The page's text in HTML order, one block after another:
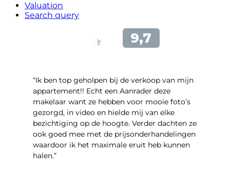
Valuation
Search query
“Ik ben top geholpen bij de verkoop van mijn
appartement!! Echt een Aanrader deze
makelaar want ze hebben voor mooie foto’s
gezorgd, in video en hielde mij van elke
bezichtiging op de hoogte. Verder dachten ze
ook goed mee met de prijsonderhandelingen
waardoor ik het maximale eruit heb kunnen
halen.”